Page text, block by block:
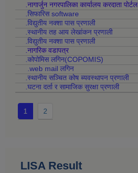
.नागार्जुन नगरपालिका कार्यालय करदाता पोर्टल
.सिफारिस software
.विद्युतीय नक्शा पास प्रणाली
.स्थानीय तह आय लेखांकन प्रणाली
.विद्युतीय नक्शा पास प्रणाली
.नागरिक वडापत्र
.कोपोमिस लगिन(COPOMIS)
.web mail लगिन
.स्थानीय सञ्चित कोष ब्यवस्थापन प्रणाली
.घटना दर्ता र सामाजिक सुरक्षा प्रणाली
1 2
LISA Result